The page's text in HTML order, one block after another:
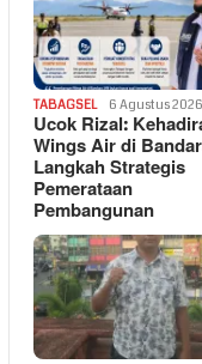
TABAGSEL 6 Agustus 2026
Ucok Rizal:
Wings Air di
Langkah Strategis
Pemerataan
Pembangunan